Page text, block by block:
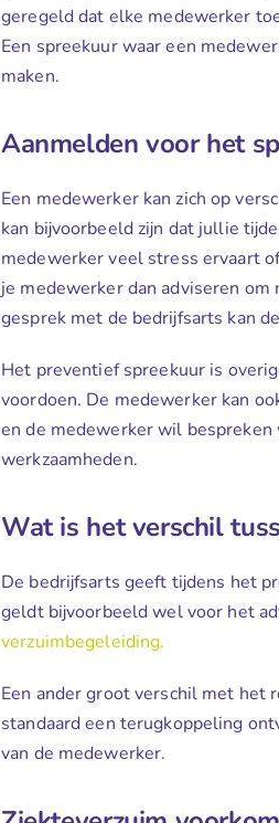
geregeld dat elke medewerker
Een spreekuur waar een
maken.
Aanmelden voor het
Een medewerker kan zich op
kan bijvoorbeeld zijn dat jullie
medewerker veel stress ervaart
je medewerker dan adviseren
gesprek met de bedrijfsarts kan
Het preventief spreekuur is
voordoen. De medewerker kan
en de medewerker wil bespreken
werkzaamheden.
Wat is het verschil
De bedrijfsarts geeft tijdens het
geldt bijvoorbeeld wel voor het
verzuimbegeleiding.
Een ander groot verschil met het
standaard een terugkoppeling
van de medewerker.